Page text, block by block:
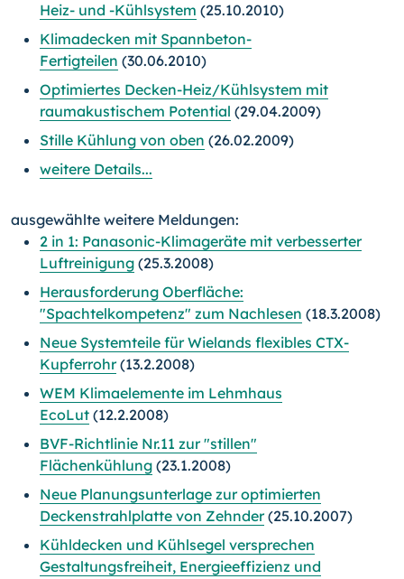
Heiz- und -Kühlsystem (25.10.2010)
Klimadecken mit Spannbeton-
Fertigteilen (30.06.2010)
Optimiertes Decken-Heiz/Kühlsystem mit
raumakustischem Potential (29.04.2009)
Stille Kühlung von oben (26.02.2009)
weitere Details...
ausgewählte weitere Meldungen:
2 in 1: Panasonic-Klimageräte mit verbesserter
Luftreinigung (25.3.2008)
Herausforderung Oberfläche:
"Spachtelkompetenz" zum Nachlesen (18.3.2008)
Neue Systemteile für Wielands flexibles CTX-
Kupferrohr(13.2.2008)
WEM Klimaelemente im Lehmhaus
EcoLut (12.2.2008)
BVF-Richtlinie Nr.11 zur "stillen"
Flächenkühlung (23.1.2008)
Neue Planungsunterlage zur optimierten
Deckenstrahlplatte von Zehnder(25.10.2007)
Kühldecken und Kühlsegel versprechen
Gestaltungsfreiheit, Energieeffizienz und